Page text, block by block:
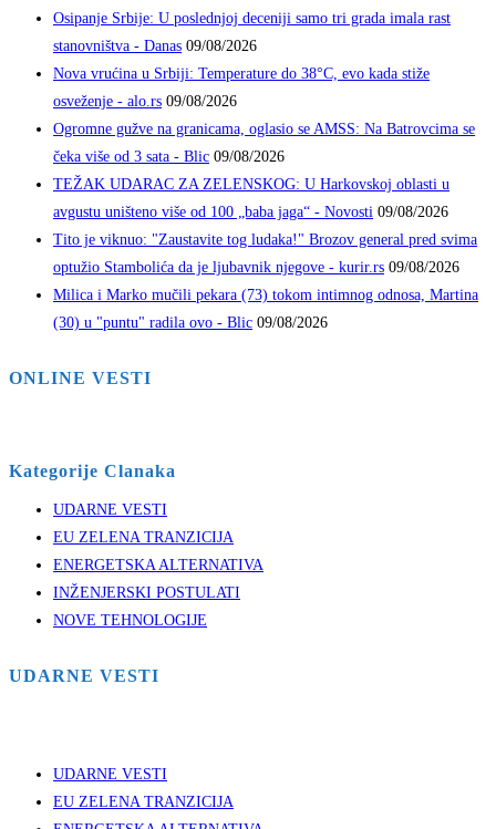
Osipanje Srbije: U poslednjoj deceniji samo tri grada imala rast
stanovništva - Danas 09/08/2026
Nova vrućina u Srbiji: Temperature do 38°C, evo kada stiže
osveženje - alo.rs 09/08/2026
Ogromne gužve na granicama, oglasio se AMSS: Na Batrovcima se
čeka više od 3 sata - Blic 09/08/2026
TEŽAK UDARAC ZA ZELENSKOG: U Harkovskoj oblasti u
avgustu uništeno više od 100 „baba jaga“ - Novosti 09/08/2026
Tito je viknuo: "Zaustavite tog ludaka!" Brozov general pred svima
optužio Stambolića da je ljubavnik njegove - kurir.rs 09/08/2026
Milica i Marko mučili pekara (73) tokom intimnog odnosa, Martina
(30) u "puntu" radila ovo - Blic 09/08/2026
ONLINE VESTI
Kategorije Clanaka
UDARNE VESTI
EU ZELENA TRANZICIJA
ENERGETSKA ALTERNATIVA
INŽENJERSKI POSTULATI
NOVE TEHNOLOGIJE
UDARNE VESTI
UDARNE VESTI
EU ZELENA TRANZICIJA